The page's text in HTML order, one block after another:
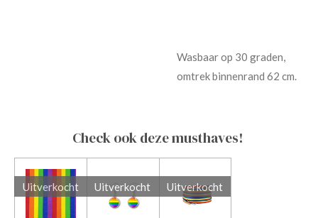
Wasbaar op 30 graden,
omtrek binnenrand 62 cm.
Check ook deze musthaves!
Uitverkocht Uitverkocht Uitverkocht